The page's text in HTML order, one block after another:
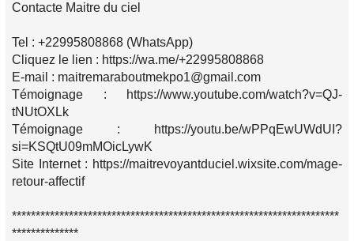
Contacte Maitre du ciel
Tel : +22995808868 (WhatsApp)
Cliquez le lien : https://wa.me/+22995808868
E-mail : maitremaraboutmekpo1@gmail.com
Témoignage : https://www.youtube.com/watch?v=QJ-
tNUtOXLk
Témoignage : https://youtu.be/wPPqEwUWdUI?
si=KSQtU09mMOicLywK
Site Internet : https://maitrevoyantduciel.wixsite.com/mage-
retour-affectif
*********************************************************************
**************